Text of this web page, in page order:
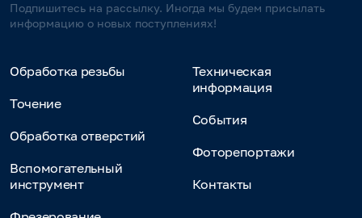
Подпишитесь на рассылку. Иногда мы будем присылать
информацию о новых поступлениях!
Обработка резьбы
Точение
Обработка отверстий
Вспомогательный
инструмент
Техническая
информация
События
Фоторепортажи
Контакты